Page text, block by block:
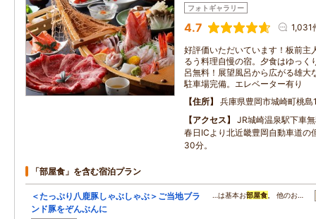
フォトギャラリー
4.7 1,031
好評価いただいています！板前主
るう料理自慢の宿。夕食はゆっく
呂無料！展望風呂から広がる雄
駐車場完備。エレベーター有り
住所
兵庫県豊岡市城崎町桃島
アクセス
JR城崎温泉駅下車
春日ICより北近畿豊岡自動車道の
30分。
「部屋食」を含む宿泊プラン
＜たっぷり八鹿豚しゃぶしゃぶ＞ご当地ブラ
ンド豚をぞんぶんに
…は基本お部屋食 。 他のお…